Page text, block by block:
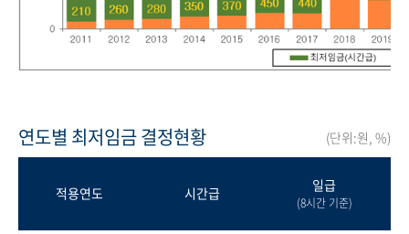
연도별 최저임금 결정현황 (단위:원, %)
적용연도 시간급 일급
(8시간 기준)